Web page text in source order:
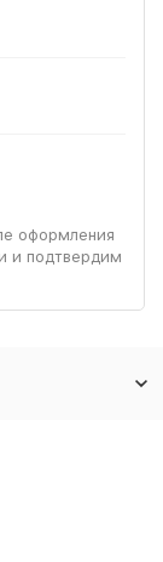
оформления
и подтвердим